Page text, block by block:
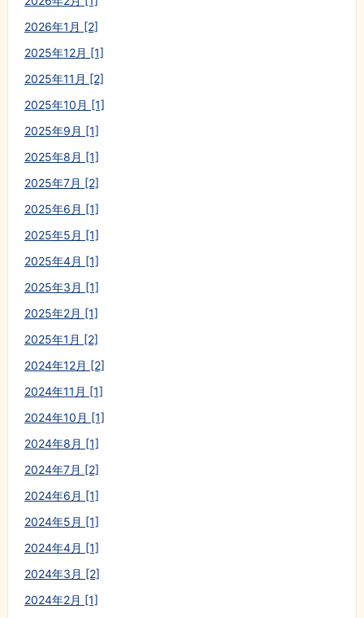
2026年1月 [2]
2025年12月 [1]
2025年11月 [2]
2025年10月 [1]
2025年9月 [1]
2025年8月 [1]
2025年7月 [2]
2025年6月 [1]
2025年5月 [1]
2025年4月 [1]
2025年3月 [1]
2025年2月 [1]
2025年1月 [2]
2024年12月 [2]
2024年11月 [1]
2024年10月 [1]
2024年8月 [1]
2024年7月 [2]
2024年6月 [1]
2024年5月 [1]
2024年4月 [1]
2024年3月 [2]
2024年2月 [1]